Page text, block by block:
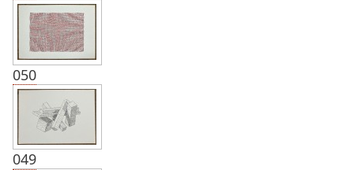
050
049